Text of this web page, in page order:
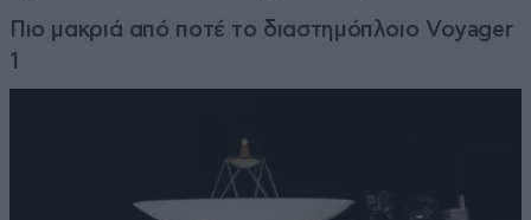
Πιο μακριά από ποτέ το διαστημόπλοιο Voyager
1